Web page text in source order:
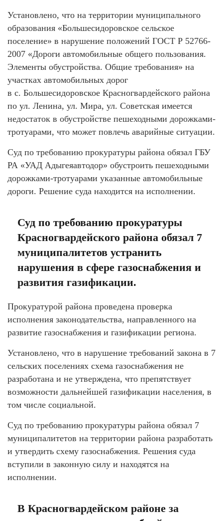
Установлено, что на территории муниципального
образования «Большесидоровское сельское
поселение» в нарушение положений ГОСТ Р 52766-
2007 «Дороги автомобильные общего пользования.
Элементы обустройства. Общие требования» на
участках автомобильных дорог
в с. Большесидоровское Красногвардейского района
по ул. Ленина, ул. Мира, ул. Советская имеется
недостаток в обустройстве пешеходными дорожками-
тротуарами, что может повлечь аварийные ситуации.
Суд по требованию прокуратуры района обязал ГБУ
РА «УАД Адыгеяавтодор» обустроить пешеходными
дорожками-тротуарами указанные автомобильные
дороги. Решение суда находится на исполнении.
Суд по требованию прокуратуры
Красногвардейского района обязал 7
муниципалитетов устранить
нарушения в сфере газоснабжения и
развития газификации.
Прокуратурой района проведена проверка
исполнения законодательства, направленного на
развитие газоснабжения и газификации региона.
Установлено, что в нарушение требований закона в 7
сельских поселениях схема газоснабжения не
разработана и не утверждена, что препятствует
возможности дальнейшей газификации населения, в
том числе социальной.
Суд по требованию прокуратуры района обязал 7
муниципалитетов на территории района разработать
и утвердить схему газоснабжения. Решения суда
вступили в законную силу и находятся на
исполнении.
В Красногвардейском районе за